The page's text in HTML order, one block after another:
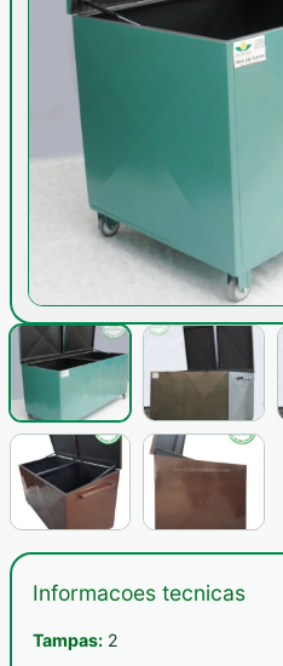
Informacoes tecnicas
Tampas: 2